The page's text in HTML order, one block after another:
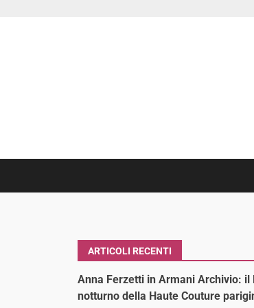
ARTICOLI RECENTI
Anna Ferzetti in Armani Archivio: il
notturno della Haute Couture